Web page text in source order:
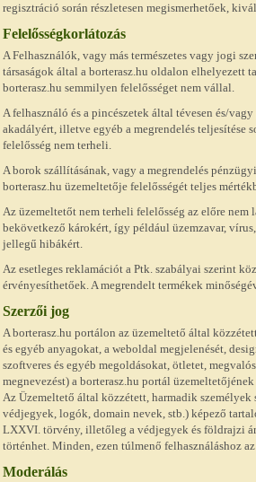
regisztráció során részletesen megismerhetőek,
Felelősségkorlátozás
A Felhasználók, vagy más természetes vagy jogi
társaságok által a borterasz.hu oldalon elhelyezett
borterasz.hu semmilyen felelősséget nem vállal.
A felhasználó és a pincészetek által tévesen és/
akadályért, illetve egyéb a megrendelés teljesítése
felelősség nem terheli.
A borok szállításának, vagy a megrendelés
borterasz.hu üzemeltetője felelősségét teljes
Az üzemeltetőt nem terheli felelősség az előre
bekövetkező károkért, így például üzemzavar,
jellegű hibákért.
Az esetleges reklamációt a Ptk. szabályai szerint
érvényesíthetőek. A megrendelt termékek
Szerzői jog
A borterasz.hu portálon az üzemeltető által
és egyéb anyagokat, a weboldal megjelenését,
szoftveres és egyéb megoldásokat, ötletet,
megnevezést) a borterasz.hu portál
Az Üzemeltető által közzétett, harmadik
védjegyek, logók, domain nevek, stb.) képező
LXXVI. törvény, illetőleg a védjegyek és földrajzi
történhet. Minden, ezen túlmenő felhasználáshoz
Moderálás